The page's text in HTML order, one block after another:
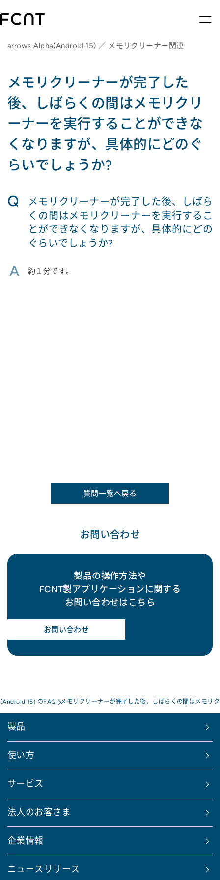
arrows Alpha(Android 15) ／ メモリクリーナー関連
メモリクリーナーが完了した
後、しばらくの間はメモリクリ
ーナーを実行することができな
くなりますが、具体的にどのぐ
らいでしょうか?
Q
メモリクリーナーが完了した後、しばら
くの間はメモリクリーナーを実行するこ
とができなくなりますが、具体的にどの
ぐらいでしょうか?
A 約１分です。
質問一覧へ戻る
お問い合わせ
製品の操作方法や
FCNT製アプリケーションに関する
お問い合わせはこちら
お問い合わせ
15) のFAQ メモリクリーナーが完了した後、しばらくの間はメモリ
製品
使い方
サービス
法人のお客さま
企業情報
ニュースリリース